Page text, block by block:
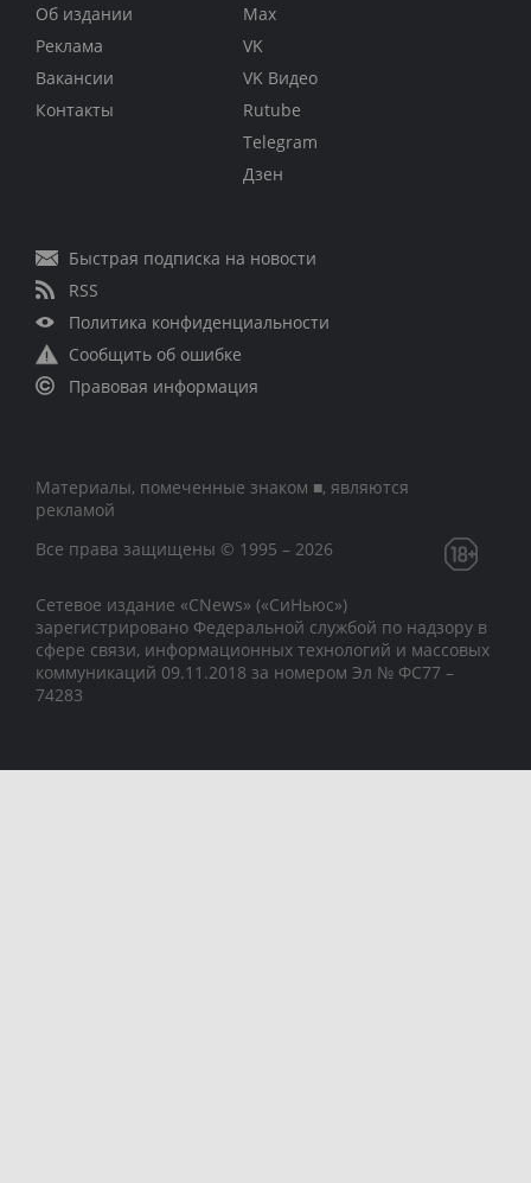
Об издании
Реклама
Вакансии
Контакты
Max
VK
VK Видео
Rutube
Telegram
Дзен
Быстрая подписка на новости
RSS
Политика конфиденциальности
Сообщить об ошибке
Правовая информация
Материалы, помеченные знаком ■, являются
рекламой
Все права защищены © 1995 – 2026
Сетевое издание «CNews» («СиНьюс»)
зарегистрировано Федеральной службой по надзору в
сфере связи, информационных технологий и массовых
коммуникаций 09.11.2018 за номером Эл № ФС77 –
74283